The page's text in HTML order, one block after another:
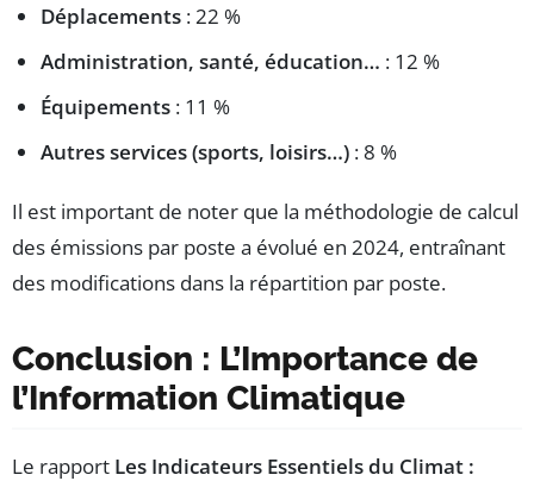
Déplacements : 22 %
Administration, santé, éducation… : 12 %
Équipements : 11 %
Autres services (sports, loisirs…) : 8 %
Il est important de noter que la méthodologie de calcul
des émissions par poste a évolué en 2024, entraînant
des modifications dans la répartition par poste.
Conclusion : L’Importance de
l’Information Climatique
Le rapport Les Indicateurs Essentiels du Climat :